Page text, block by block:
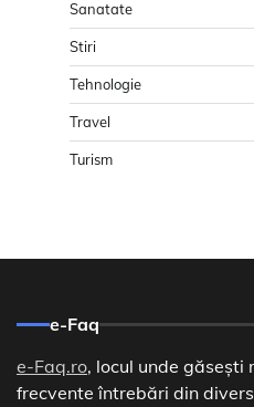
Sanatate
Stiri
Tehnologie
Travel
Turism
e-Faq
e-Faq.ro, locul unde găsești
frecvente întrebări din